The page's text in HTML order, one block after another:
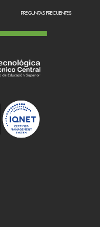
PREGUNTAS FRECUENTES